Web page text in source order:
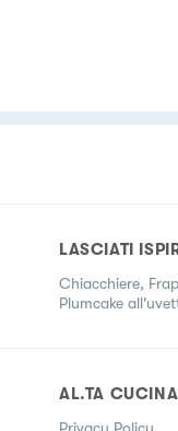
LASCIATI
Chiacchiere,
Plumcake
AL.TA CUCINA
Privacy Policy